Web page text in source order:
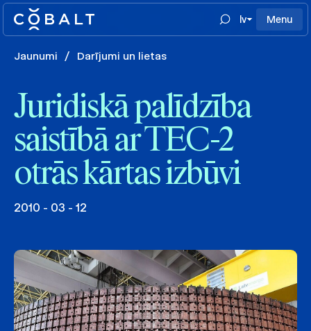
lv Menu
Jaunumi / Darījumi un lietas
Juridiskā palīdzība
saistībā ar TEC-2
otrās kārtas izbūvi
2010 - 03 - 12